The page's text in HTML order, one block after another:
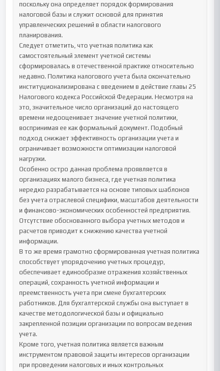
поскольку она определяет порядок формирования
налоговой базы и служит основой для принятия
управленческих решений в области налогового
планирования.
Следует отметить, что учетная политика как
самостоятельный элемент учетной системы
сформировалась в отечественной практике относительно
недавно. Политика налогового учета была окончательно
институционализирована с введением в действие главы 25
Налогового кодекса Российской Федерации. Несмотря на
это, значительное число организаций до настоящего
времени недооценивает значение учетной политики,
воспринимая ее как формальный документ. Подобный
подход снижает эффективность организации учета и
ограничивает возможности оптимизации налоговой
нагрузки.
Особенно остро данная проблема проявляется в
организациях малого бизнеса, где учетная политика
нередко разрабатывается на основе типовых шаблонов
без учета отраслевой специфики, масштабов деятельности
и финансово-экономических особенностей предприятия.
Отсутствие обоснованного выбора учетных методов и
расчетов приводит к снижению качества учетной
информации.
В то же время грамотно сформированная учетная политика
способствует упорядочению учетных процедур,
обеспечивает единообразие отражения хозяйственных
операций, сохранность учетной информации и
преемственность учета при смене бухгалтерских
работников. Для бухгалтерской службы она выступает в
качестве методологической базы и официально
закрепленной позиции организации по вопросам ведения
учета.
Кроме того, учетная политика является важным
инструментом правовой защиты интересов организации
при проведении налоговых и иных контрольных